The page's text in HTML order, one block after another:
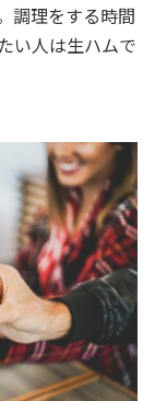
調理をする時間
い人は生ハムで